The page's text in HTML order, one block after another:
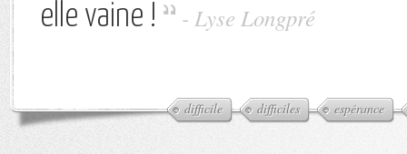
elle vaine !
- Lyse Longpré
difficile difficiles espérance